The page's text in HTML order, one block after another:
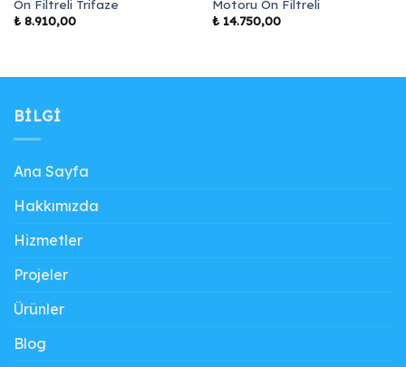
Ön Filtreli Trifaze
₺8.910,00
Motoru Ön Filtreli
₺14.750,00
BILGI
Ana Sayfa
Hakkımızda
Hizmetler
Projeler
Ürünler
Blog